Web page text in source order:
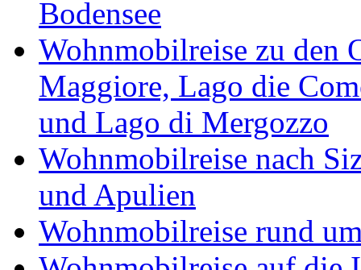
Bodensee
Wohnmobilreise zu den
Maggiore, Lago die
und Lago di Mergozzo
Wohnmobilreise nach
und Apulien
Wohnmobilreise rund